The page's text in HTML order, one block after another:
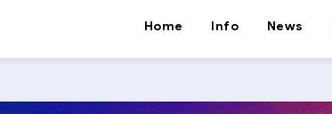
Home Info News